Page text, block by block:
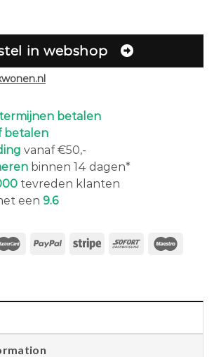
in webshop
betalen
betalen
vanaf €50,-
binnen 14 dagen*
tevreden klanten
een 9.6